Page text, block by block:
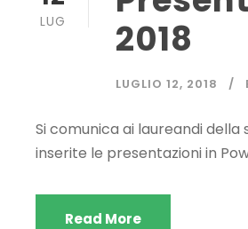
LUG
2018
LUGLIO 12, 2018
Si comunica ai laureandi della
inserite le presentazioni in
Read More